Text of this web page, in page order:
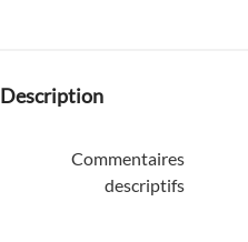
Description
Commentaires
descriptifs